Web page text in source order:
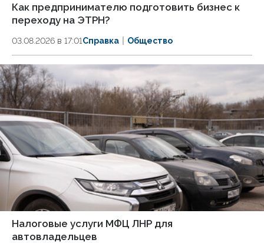
Как предпринимателю подготовить бизнес к
переходу на ЭТРН?
03.08.2026 в 17:01Справка Общество
Налоговые услуги МФЦ ЛНР для
автовладельцев